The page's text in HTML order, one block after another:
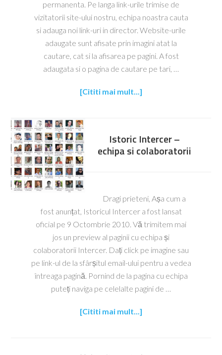
permanenta. Pe langa link-urile trimise de
vizitatorii site-ului nostru, echipa noastra cauta
si adauga noi link-uri in director. Website-urile
adaugate sunt afisate prin imagini atat la
cautare, cat si la afisarea pe pagini. A fost
adaugata si o pagina de cautare pe tari, …
[Cititi mai mult...]
Istoric Intercer –
echipa si colaboratorii
Dragi prieteni, Așa cum a
fost anunțat, Istoricul Intercer a fost lansat
oficial pe 9 Octombrie 2010. Vă trimitem mai
jos un preview al paginii cu echipa și
colaboratorii Intercer. Dați click pe imagine sau
pe link-ul de la sfârșitul email-ului pentru a vedea
întreaga pagină. Pornind de la pagina cu echipa
puteți naviga pe celelalte pagini de …
[Cititi mai mult...]